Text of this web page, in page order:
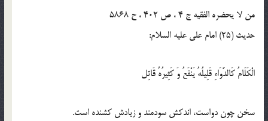
من لا یحضره الفقیه ج 4 ، ص 402 ، ح 5868
حدیث (25) امام علی علیه السلام:
الْكَلَامُ كَالدَّوَاءِ قَلِيلُهُ يَنْفَعُ وَ كَثِيرُهُ قَاتِل‏
سخن چون دواست، اندکش سودمند و زیادش کشنده است.